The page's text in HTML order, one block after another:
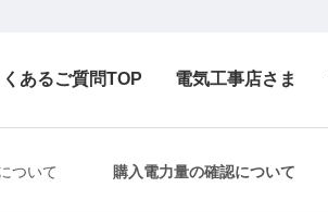
くあるご質問TOP 電気工事店さま
ついて 購入電力量の確認について